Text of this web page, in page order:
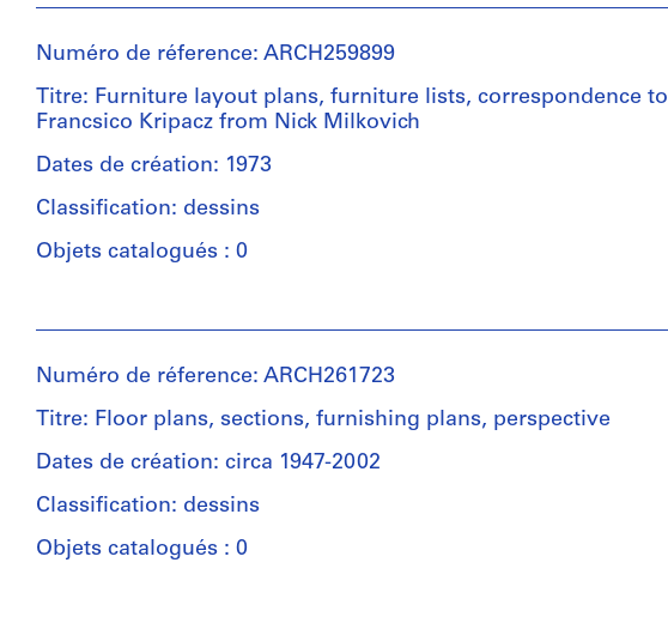
et
institutions:
Arthur
Erickson
(archive
Quantité
Type
File
Collation:
0.03
of
records
Numéro de réference: ARCH259899
Titre: Furniture layout plans, furniture lists, correspondence to
Francsico Kripacz from Nick Milkovich
Dates de création: 1973
Classification: dessins
Objets catalogués : 0
et
institutions:
Arthur
Erickson
creator)
/
Numéro de réference: ARCH261723
Titre: Floor plans, sections, furnishing plans, perspective
Dates de création: circa 1947-2002
Classification: dessins
Objets catalogués : 0